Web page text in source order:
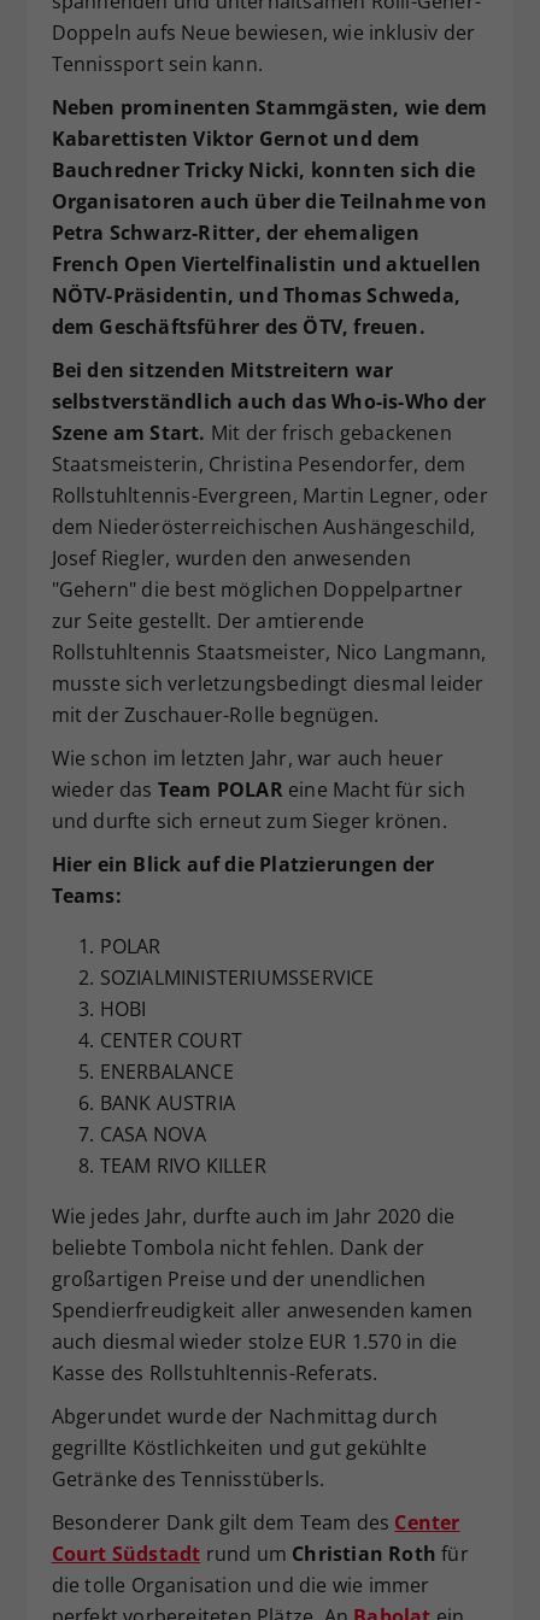
Doppeln aufs Neue bewiesen, wie inklusiv der
Tennissport sein kann.
Neben prominenten Stammgästen, wie dem
Kabarettisten Viktor Gernot und dem
Bauchredner Tricky Nicki, konnten sich die
Organisatoren auch über die Teilnahme von
Petra Schwarz-Ritter, der ehemaligen
French Open Viertelfinalistin und aktuellen
NÖTV-Präsidentin, und Thomas Schweda,
dem Geschäftsführer des ÖTV, freuen.
Bei den sitzenden Mitstreitern war
selbstverständlich auch das Who-is-Who der
Szene am Start. Mit der frisch gebackenen
Staatsmeisterin, Christina Pesendorfer, dem
Rollstuhltennis-Evergreen, Martin Legner, oder
dem Niederösterreichischen Aushängeschild,
Josef Riegler, wurden den anwesenden
"Gehern" die best möglichen Doppelpartner
zur Seite gestellt. Der amtierende
Rollstuhltennis Staatsmeister, Nico Langmann,
musste sich verletzungsbedingt diesmal leider
mit der Zuschauer-Rolle begnügen.
Wie schon im letzten Jahr, war auch heuer
wieder das Team POLAR eine Macht für sich
und durfte sich erneut zum Sieger krönen.
Hier ein Blick auf die Platzierungen der
Teams:
POLAR
SOZIALMINISTERIUMSSERVICE
HOBI
CENTER COURT
ENERBALANCE
BANK AUSTRIA
CASA NOVA
TEAM RIVO KILLER
Wie jedes Jahr, durfte auch im Jahr 2020 die
beliebte Tombola nicht fehlen. Dank der
großartigen Preise und der unendlichen
Spendierfreudigkeit aller anwesenden kamen
auch diesmal wieder stolze EUR 1.570 in die
Kasse des Rollstuhltennis-Referats.
Abgerundet wurde der Nachmittag durch
gegrillte Köstlichkeiten und gut gekühlte
Getränke des Tennisstüberls.
Besonderer Dank gilt dem Team des Center
Court Südstadt rund um Christian Roth für
die tolle Organisation und die wie immer
Zweck
Dieser Wert speichert Ihre Consent-
Einstellungen. Unter anderem eine
historische Speicherung Ihrer
vorgenommen Einstellungen, falls der
Webseiten-Betreiber dies eingestellt